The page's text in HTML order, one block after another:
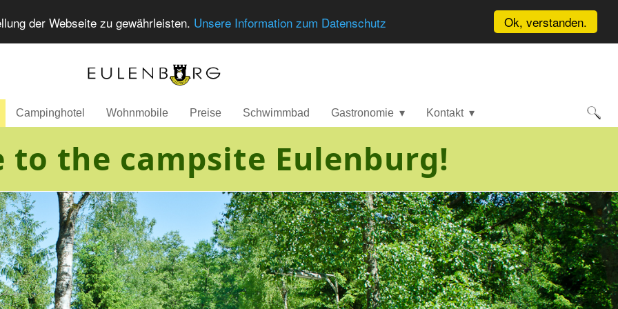
Ok, verstanden.
der Webseite zu gewährleisten. Unsere Information zum Datenschutz
Campinghotel Wohnmobile Preise Schwimmbad Gastronomie Kontakt
to the campsite Eulenburg!